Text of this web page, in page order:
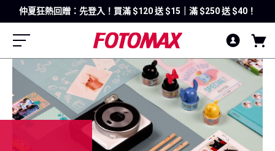
仲夏狂熱回贈：先登入！買滿 $120 送 $15｜滿 $250 送 $40！